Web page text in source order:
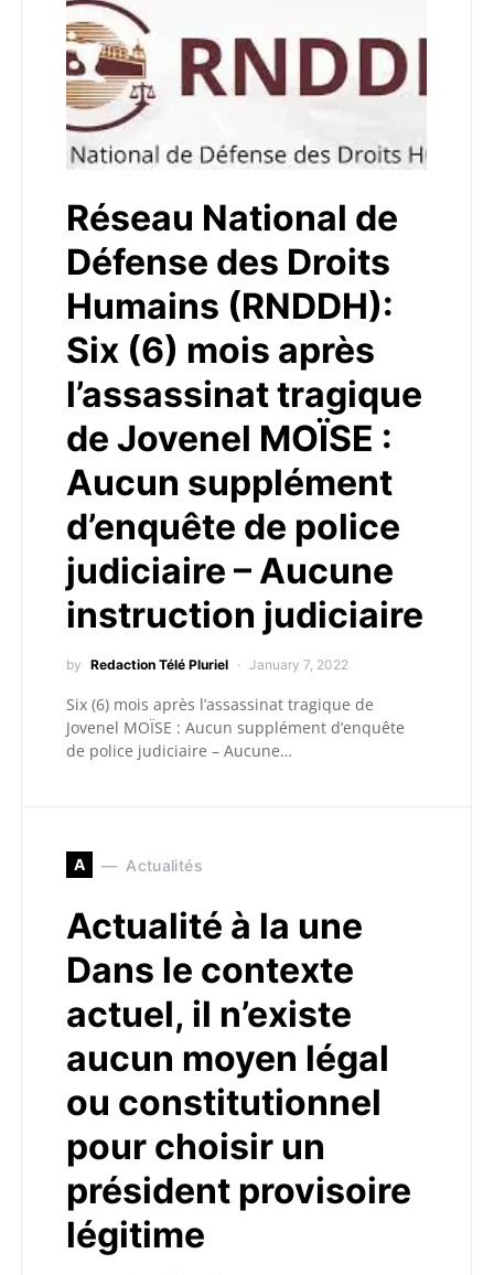
Réseau National de
Défense des Droits
Humains (RNDDH):
Six (6) mois après
l’assassinat tragique
de Jovenel MOÏSE :
Aucun supplément
d’enquête de police
judiciaire – Aucune
instruction judiciaire
by Redaction Télé Pluriel January 7, 2022
Six (6) mois après l’assassinat tragique de
Jovenel MOÏSE : Aucun supplément d’enquête
de police judiciaire – Aucune…
A Actualités
Actualité à la une
Dans le contexte
actuel, il n’existe
aucun moyen légal
ou constitutionnel
pour choisir un
président provisoire
légitime